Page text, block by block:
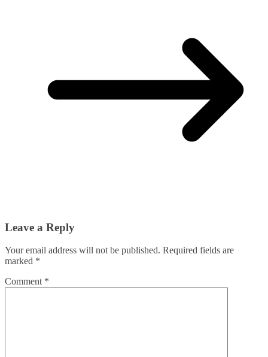
Leave a Reply
Your email address will not be published. Required fields are
marked *
Comment *